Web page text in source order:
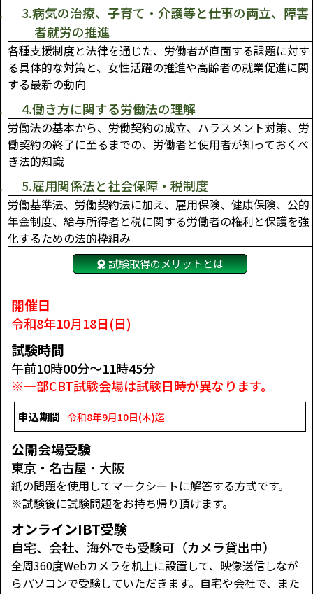
3.病気の治療、子育て・介護等と仕事の両立、障害
者就労の推進
各種支援制度と法律を通じた、労働者が直面する課題に対す
る具体的な対策と、女性活躍の推進や高齢者の就業促進に関
する最新の動向
4.働き方に関する労働法の理解
労働法の基本から、労働契約の成立、ハラスメント対策、労
働契約の終了に至るまでの、労働者と使用者が知っておくべ
き法的知識
5.雇用関係法と社会保障・税制度
労働基準法、労働契約法に加え、雇用保険、健康保険、公的
年金制度、給与所得者と税に関する労働者の権利と保護を強
化するための法的枠組み
試験取得のメリットとは
開催日
令和8年10月18日(日)
試験時間
午前10時00分～11時45分
※一部CBT試験会場は試験日時が異なります。
申込期間 令和8年9月10日(木)迄
公開会場受験
東京・名古屋・大阪
紙の問題を使用してマークシートに解答する方式です。
※試験後に試験問題をお持ち帰り頂けます。
オンラインIBT受験
自宅、会社、海外でも受験可（カメラ貸出中）
全周360度Webカメラを机上に設置して、映像送信しなが
らパソコンで受験していただきます。自宅や会社で、また